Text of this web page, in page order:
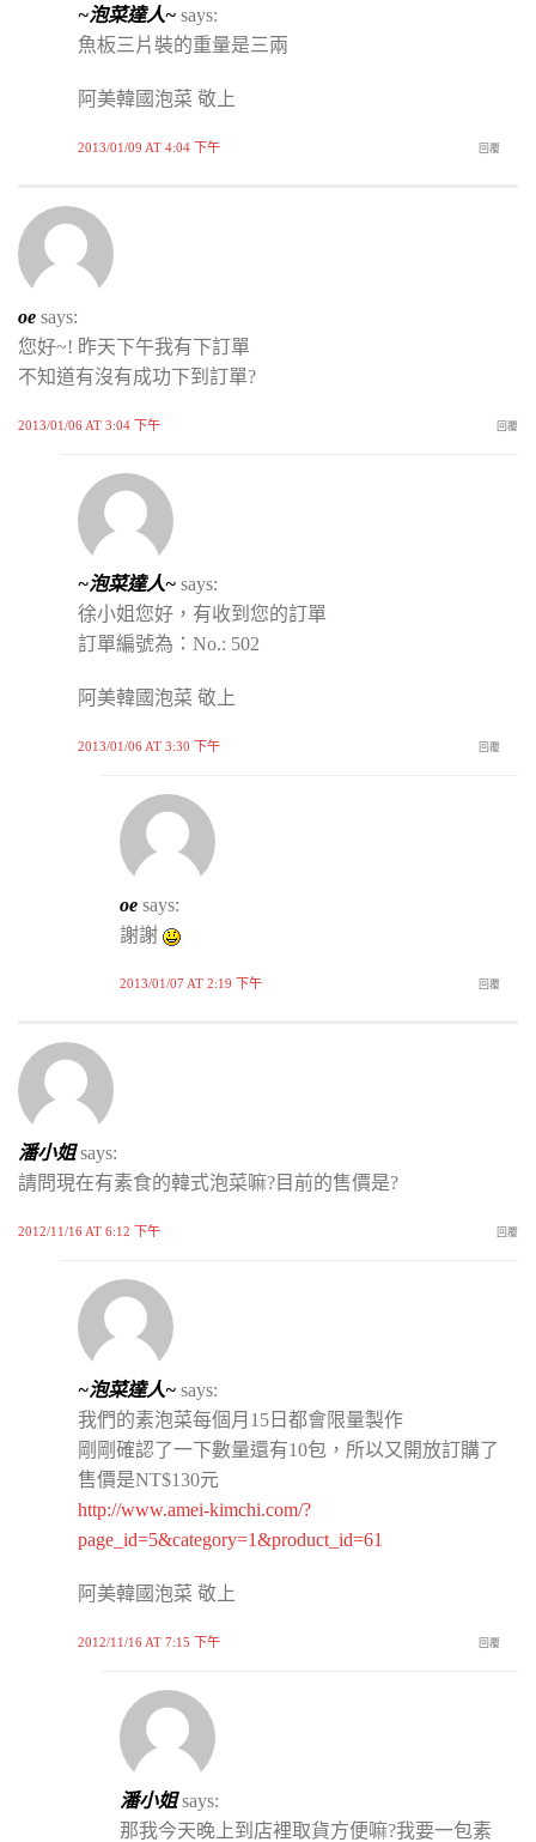
~泡菜達人~ says:
魚板三片裝的重量是三兩
阿美韓國泡菜 敬上
2013/01/09 AT 4:04 下午 回覆
oe says:
您好~! 昨天下午我有下訂單
不知道有沒有成功下到訂單?
2013/01/06 AT 3:04 下午 回覆
~泡菜達人~ says:
徐小姐您好，有收到您的訂單
訂單編號為：No.: 502
阿美韓國泡菜 敬上
2013/01/06 AT 3:30 下午 回覆
oe says:
謝謝
2013/01/07 AT 2:19 下午 回覆
潘小姐 says:
請問現在有素食的韓式泡菜嘛?目前的售價是?
2012/11/16 AT 6:12 下午 回覆
~泡菜達人~ says:
我們的素泡菜每個月15日都會限量製作
剛剛確認了一下數量還有10包，所以又開放訂購了
售價是NT$130元
http://www.amei-kimchi.com/?
page_id=5&category=1&product_id=61
阿美韓國泡菜 敬上
2012/11/16 AT 7:15 下午 回覆
潘小姐 says:
那我今天晚上到店裡取貨方便嘛?我要一包素